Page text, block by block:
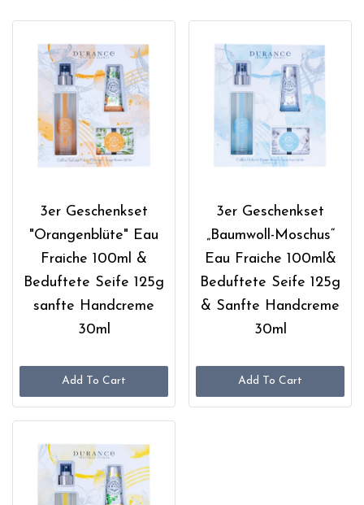
3er Geschenkset
"Orangenblüte" Eau
Fraiche 100ml &
Beduftete Seife 125g
sanfte Handcreme
30ml
Add To Cart
3er Geschenkset
„Baumwoll-Moschus“
Eau Fraiche 100ml&
Beduftete Seife 125g
& Sanfte Handcreme
30ml
Add To Cart